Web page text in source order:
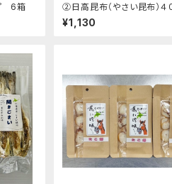
6箱
②日高昆布（やさい昆布）４
セット ジッパー袋 産地直送品
昆布 こんぶ 出汁 だし
¥1,130